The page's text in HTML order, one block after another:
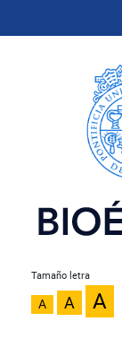
Tamaño letra
A A A